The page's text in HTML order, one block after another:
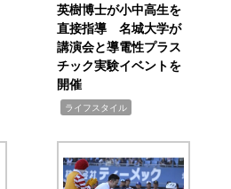
英樹博士が小中高生を
直接指導 名城大学が
講演会と導電性プラス
チック実験イベントを
開催
ライフスタイル